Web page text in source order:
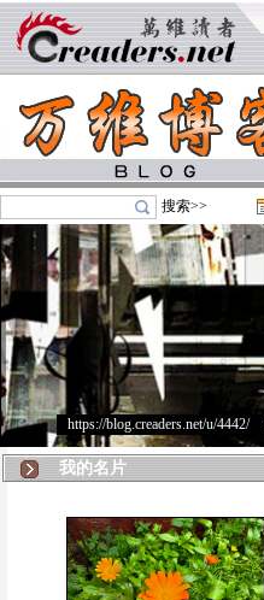
搜索>>
https://blog.creaders.net/u/4442/>
我的名片